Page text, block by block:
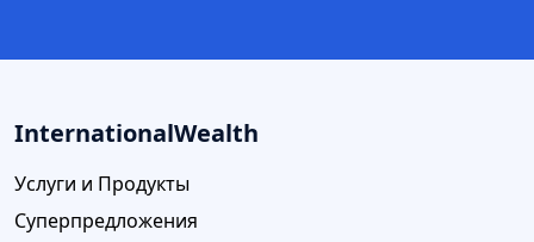
InternationalWealth
Услуги и Продукты
Суперпредложения